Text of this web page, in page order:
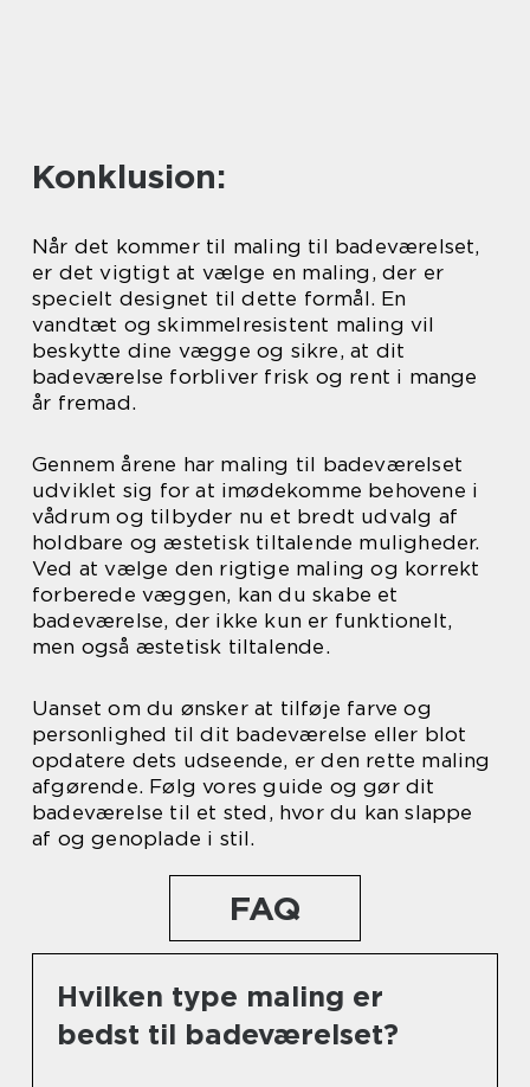
Konklusion:
Når det kommer til maling til badeværelset,
er det vigtigt at vælge en maling, der er
specielt designet til dette formål. En
vandtæt og skimmelresistent maling vil
beskytte dine vægge og sikre, at dit
badeværelse forbliver frisk og rent i mange
år fremad.
Gennem årene har maling til badeværelset
udviklet sig for at imødekomme behovene i
vådrum og tilbyder nu et bredt udvalg af
holdbare og æstetisk tiltalende muligheder.
Ved at vælge den rigtige maling og korrekt
forberede væggen, kan du skabe et
badeværelse, der ikke kun er funktionelt,
men også æstetisk tiltalende.
Uanset om du ønsker at tilføje farve og
personlighed til dit badeværelse eller blot
opdatere dets udseende, er den rette maling
afgørende. Følg vores guide og gør dit
badeværelse til et sted, hvor du kan slappe
af og genoplade i stil.
FAQ
Hvilken type maling er
bedst til badeværelset?